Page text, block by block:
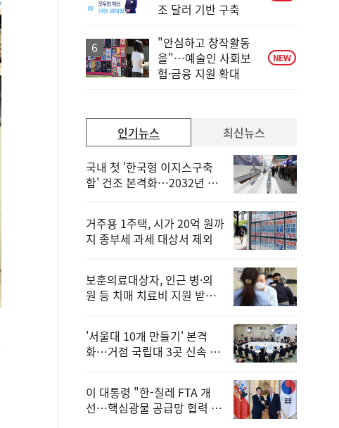
조 달러 기반 구축
"안심하고 창작활동
을"…예술인 사회보
험·금융 지원 확대
NEW
인기뉴스
국내 첫 '한국형 이지스구축
함' 건조 본격화…2032년 해
거주용 1주택, 시가 20억 원까
지 종부세 과세 대상서 제외
보훈의료대상자, 인근 병·의
원 등 치매 치료비 지원 받을
'서울대 10개 만들기' 본격
화…거점 국립대 3곳 신속 선
이 대통령 "한-칠레 FTA 개
선…핵심광물 공급망 협력 더
최신뉴스